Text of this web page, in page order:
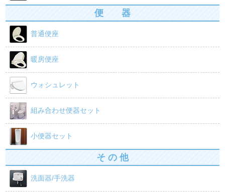
便 器
普通便座
暖房便座
ウォシュレット
組み合わせ便器セット
小便器セット
そ の 他
洗面器/手洗器